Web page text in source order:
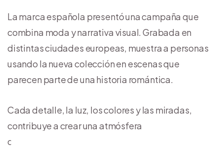
La marca española presentó una campaña que
combina moda y narrativa visual. Grabada en
distintas ciudades europeas, muestra a personas
usando la nueva colección en escenas que
parecen parte de una historia romántica.
Cada detalle, la luz, los colores y las miradas,
contribuye a crear una atmósfera
cinematográfica. La ropa no es el centro de